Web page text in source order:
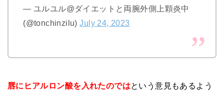
— ユルユル@ダイエットと両腕外側上顆炎中
(@tonchinzilu)July 24, 2023
唇にヒアルロン酸を入れたのではという意見もあるよう